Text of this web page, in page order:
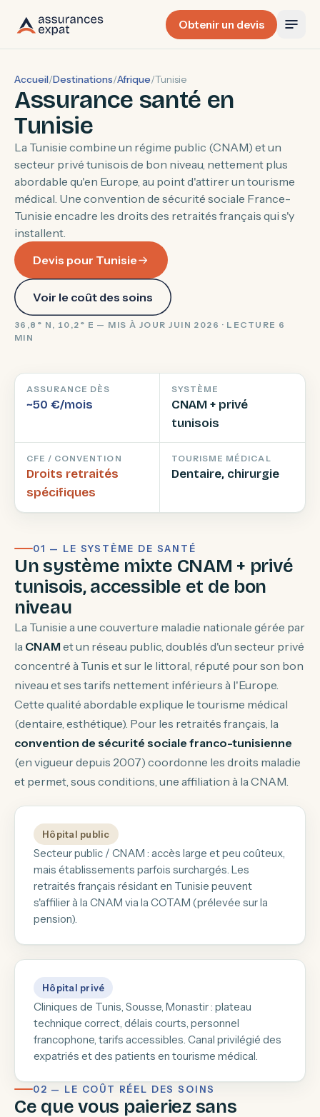
Obtenir un devis
Accueil/Destinations/Afrique/Tunisie
Assurance santé en
Tunisie
La Tunisie combine un régime public (CNAM) et un
secteur privé tunisois de bon niveau, nettement plus
abordable qu'en Europe, au point d'attirer un tourisme
médical. Une convention de sécurité sociale France-
Tunisie encadre les droits des retraités français qui s'y
installent.
Devis pour Tunisie
Voir le coût des soins
36,8° N, 10,2° E — MIS À JOUR JUIN 2026 · LECTURE 6
MIN
ASSURANCE DÈS
~50 €/mois
SYSTÈME
CNAM + privé
tunisois
CFE / CONVENTION
Droits retraités
spécifiques
TOURISME MÉDICAL
Dentaire, chirurgie
01 — LE SYSTÈME DE SANTÉ
Un système mixte CNAM + privé
tunisois, accessible et de bon
niveau
La Tunisie a une couverture maladie nationale gérée par
la CNAM et un réseau public, doublés d'un secteur privé
concentré à Tunis et sur le littoral, réputé pour son bon
niveau et ses tarifs nettement inférieurs à l'Europe.
Cette qualité abordable explique le tourisme médical
(dentaire, esthétique). Pour les retraités français, la
convention de sécurité sociale franco-tunisienne
(en vigueur depuis 2007) coordonne les droits maladie
et permet, sous conditions, une affiliation à la CNAM.
Hôpital public
Secteur public / CNAM : accès large et peu coûteux,
mais établissements parfois surchargés. Les
retraités français résidant en Tunisie peuvent
s'affilier à la CNAM via la COTAM (prélevée sur la
pension).
Hôpital privé
Cliniques de Tunis, Sousse, Monastir : plateau
technique correct, délais courts, personnel
francophone, tarifs accessibles. Canal privilégié des
expatriés et des patients en tourisme médical.
02 — LE COÛT RÉEL DES SOINS
Ce que vous paieriez sans